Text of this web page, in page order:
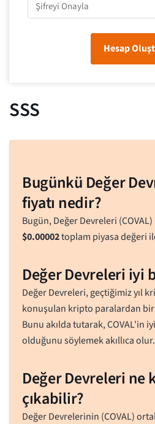
Hesap
SSS
Bugünkü Değer
fiyatı nedir?
Bugün, Değer Devreleri
$0.00002toplam piyasa değeri
Değer Devreleri iyi
Değer Devreleri, geçtiğimiz yıl
konuşulan kripto paralardan
Bunu akılda tutarak, COVAL'in
olduğunu söylemek akıllıca olur.
Değer Devreleri ne
çıkabilir?
Değer Devrelerinin (COVAL)